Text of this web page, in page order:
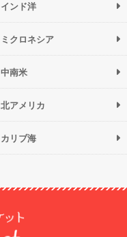
インド洋
ミクロネシア
中南米
北アメリカ
カリブ海